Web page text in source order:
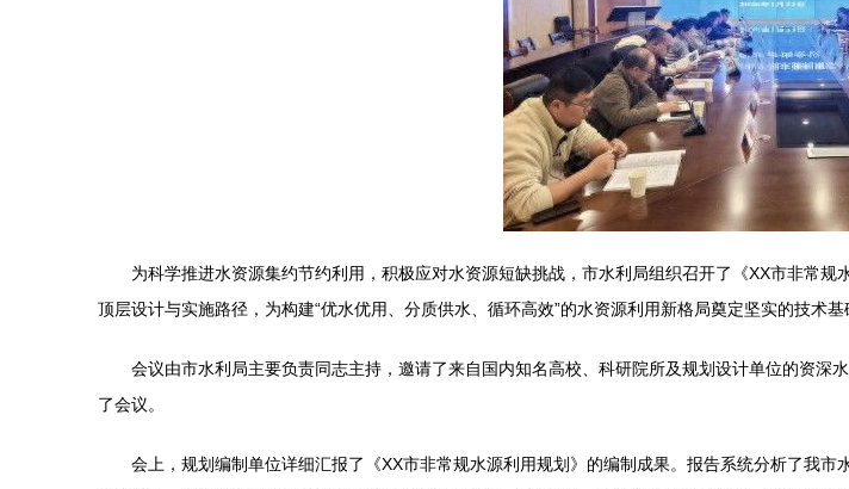
为科学推进水资源集约节约利用，积极应对水资源短缺挑战，市水利局组织召开了《XX市非常
顶层设计与实施路径，为构建“优水优用、分质供水、循环高效”的水资源利用新格局奠定坚实的技术基
会议由市水利局主要负责同志主持，邀请了来自国内知名高校、科研院所及规划设计单位的资
了会议。
会上，规划编制单位详细汇报了《XX市非常规水源利用规划》的编制成果。报告系统分析了我